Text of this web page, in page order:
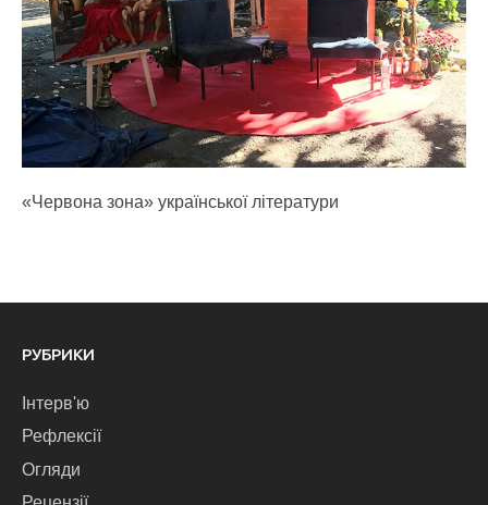
«Червона зона» української літератури
РУБРИКИ
Інтерв'ю
Рефлексії
Огляди